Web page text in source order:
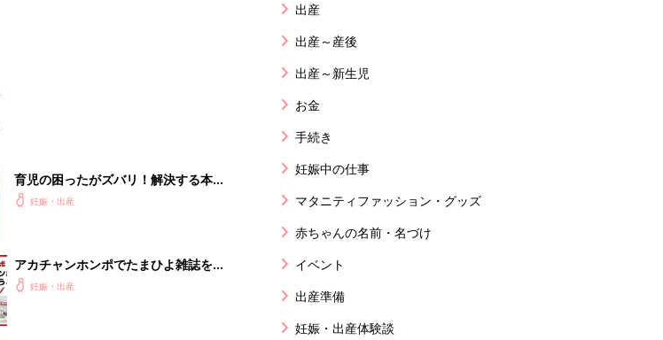
育児の困ったがズバリ！解決する本
『ひよこクラブ 秋号』 4カ月～2才
妊娠・出産
アカチャンホンポでたまひよ雑誌を買
うとポイント10倍【期間限定】
妊娠・出産
出産
出産～産後
出産～新生児
お金
手続き
妊娠中の仕事
マタニティファッション・グッズ
赤ちゃんの名前・名づけ
イベント
出産準備
妊娠・出産体験談